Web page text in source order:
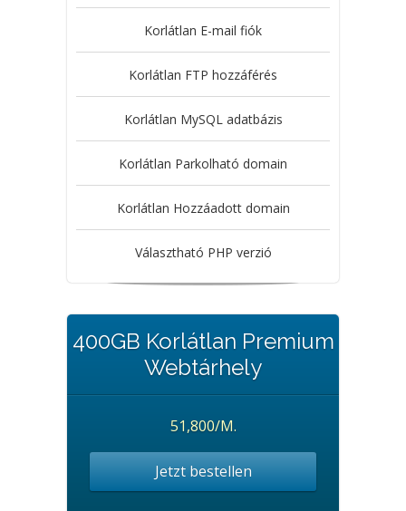
Korlátlan E-mail fiók
Korlátlan FTP hozzáférés
Korlátlan MySQL adatbázis
Korlátlan Parkolható domain
Korlátlan Hozzáadott domain
Választható PHP verzió
400GB Korlátlan Premium
Webtárhely
51,800/M.
Jetzt bestellen